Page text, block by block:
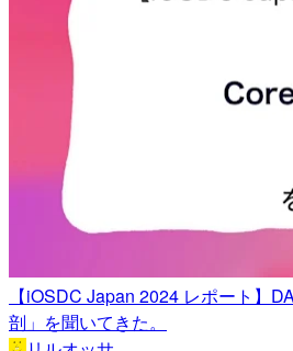
【iOSDC Japan 2024 レポート】
剖」を聞いてきた。